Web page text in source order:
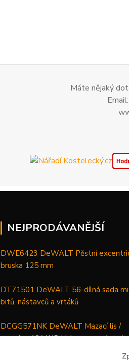
Máte nějaký
NEJPRODÁVANĚJŠÍ
DWE6423 DeWALT Pěstní
bruska 125 mm
DT71501 DeWALT 56-dílná sada
bitů, nástavců a vrtáků
DCGG571NK DeWALT Mazací lis /
maznice 18 V XR Li-Ion samostatný